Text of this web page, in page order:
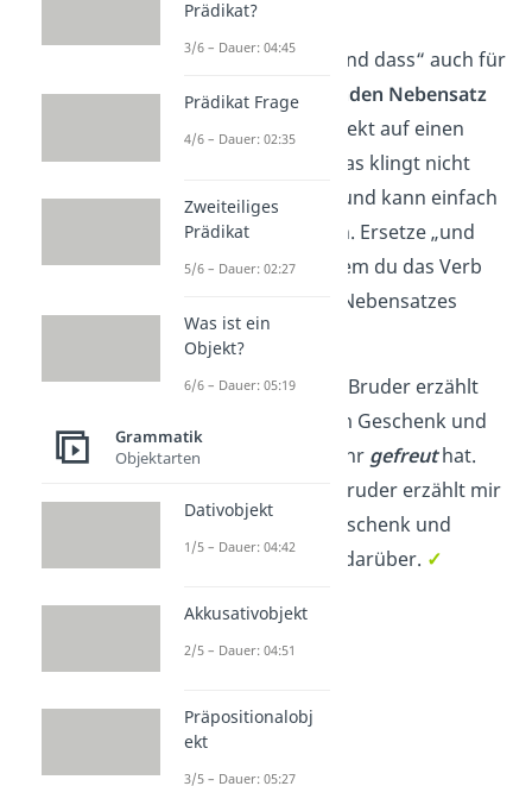
gehen kann.
Manchmal wird „und dass“ auch für
einenalleinstehenden Nebensatz
verwendet, der direkt auf einen
Hauptsatz folgt. Das klingt nicht
besonders schön und kann einfach
vermieden werden. Ersetze „und
dass“ einfach, indem du das Verb
oder Adjektiv des Nebensatzes
nominalisierst
Möglich:Mein Bruder erzählt
mir von seinem Geschenk und
dass er sich sehr gefreuthat.
Mein Bruder erzählt mir
von seinem Geschenk und
seinerFreude darüber. ✓
Prädikat?
3/6 – Dauer: 04:45
Prädikat Frage
4/6 – Dauer: 02:35
Zweiteiliges
Prädikat
5/6 – Dauer: 02:27
Was ist ein
Objekt?
6/6 – Dauer: 05:19
Grammatik
Objektarten
Dativobjekt
1/5 – Dauer: 04:42
Akkusativobjekt
2/5 – Dauer: 04:51
Präpositionalobj
ekt
3/5 – Dauer: 05:27